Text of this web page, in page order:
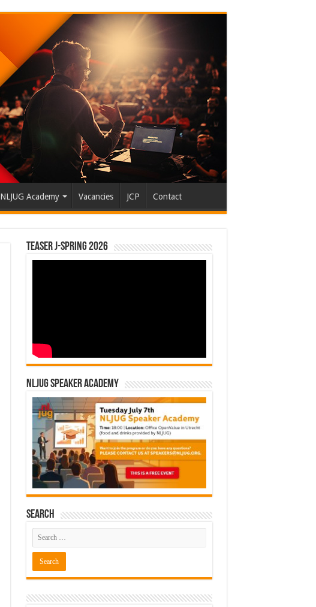
NLJUG Academy Vacancies JCP Contact
Teaser J-Spring 2026
NLJUG Speaker Academy
Search